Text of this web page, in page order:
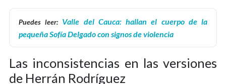
Puedes leer: Valle del Cauca: hallan el cuerpo de la
pequeña Sofía Delgado con signos de violencia
Las inconsistencias en las versiones
de Herrán Rodríguez